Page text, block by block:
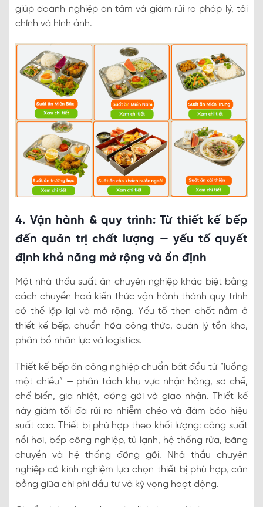
giúp doanh nghiệp an tâm và giảm rủi ro pháp lý, tài
chính và hình ảnh.
4. Vận hành & quy trình: Từ thiết kế bếp
đến quản trị chất lượng — yếu tố quyết
định khả năng mở rộng và ổn định
Một nhà thầu suất ăn chuyên nghiệp khác biệt bằng
cách chuyển hoá kiến thức vận hành thành quy trình
có thể lặp lại và mở rộng. Yếu tố then chốt nằm ở
thiết kế bếp, chuẩn hóa công thức, quản lý tồn kho,
phân bổ nhân lực và logistics.
Thiết kế bếp ăn công nghiệp chuẩn bắt đầu từ “luồng
một chiều” — phân tách khu vực nhận hàng, sơ chế,
chế biến, gia nhiệt, đóng gói và giao nhận. Thiết kế
này giảm tối đa rủi ro nhiễm chéo và đảm bảo hiệu
suất cao. Thiết bị phù hợp theo khối lượng: công suất
nồi hơi, bếp công nghiệp, tủ lạnh, hệ thống rửa, băng
chuyền và hệ thống đóng gói. Nhà thầu chuyên
nghiệp có kinh nghiệm lựa chọn thiết bị phù hợp, cân
bằng giữa chi phí đầu tư và kỳ vọng hoạt động.